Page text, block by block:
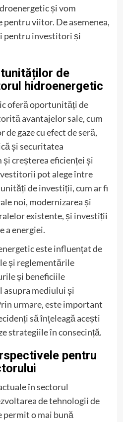
și vom
viitor. De asemenea,
pentru investitori și
de
hidroenergetic
oferă oportunități de
avantajelor sale, cum
gaze cu efect de seră,
și securitatea
creșterea eficienței și
pot alege între
de investiții, cum ar fi
noi, modernizarea și
existente, și investiții
a energiei.
este influențat de
și reglementările
și beneficiile
asupra mediului și
urmare, este important
să înțeleagă acești
strategiile în consecință.
pentru
în sectorul
de tehnologii de
permit o mai bună